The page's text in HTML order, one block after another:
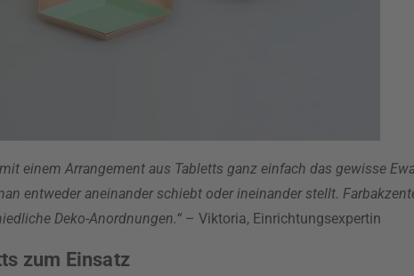
einem Arrangement aus Tabletts ganz einfach das gewisse
entweder aneinander schiebt oder ineinander stellt.
Deko-Anordnungen.“ – Viktoria, Einrichtungsexpertin
zum Einsatz